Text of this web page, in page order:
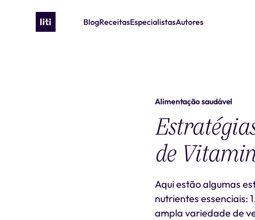
BlogReceitasEspecialistasAutores
Alimentação saudável
de
Aqui estão algumas
nutrientes essenciais:
ampla variedade de